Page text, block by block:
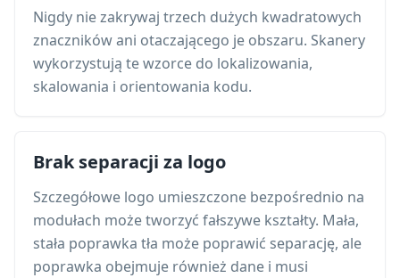
Nigdy nie zakrywaj trzech dużych kwadratowych
znaczników ani otaczającego je obszaru. Skanery
wykorzystują te wzorce do lokalizowania,
skalowania i orientowania kodu.
Brak separacji za logo
Szczegółowe logo umieszczone bezpośrednio na
modułach może tworzyć fałszywe kształty. Mała,
stała poprawka tła może poprawić separację, ale
poprawka obejmuje również dane i musi